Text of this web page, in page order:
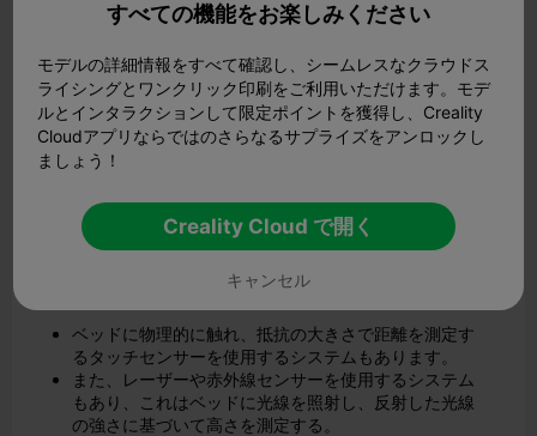
オートレベリングシステムがベッドとノズル間の距離を測
ベッドに物理的に触れ、抵抗の大きさで距離を測定す
るタッチセンサーを使用するシステムもあります。
また、レーザーや赤外線センサーを使用するシステム
もあり、これはベッドに光線を照射し、反射した光線
の強さに基づいて高さを測定する。
すべての機能をお楽しみください
モデルの詳細情報をすべて確認し、シームレスなクラウドス
ライシングとワンクリック印刷をご利用いただけます。モデ
ルとインタラクションして限定ポイントを獲得し、Creality
Cloudアプリならではのさらなるサプライズをアンロックし
ましょう！
Creality Cloud で開く
キャンセル